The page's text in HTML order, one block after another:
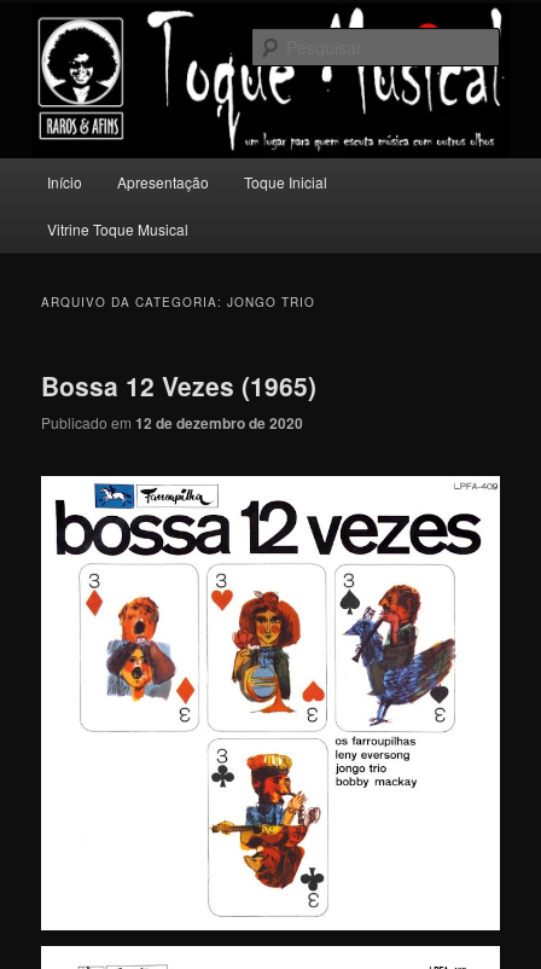
conteúdo
principal
conteúdo
secundário
Toque Musical
Um lugar para quem escuta música com outros olhos.
principal
Início Apresentação Toque Inicial
Vitrine Toque Musical
ARQUIVO DA CATEGORIA:JONGO TRIO
Bossa 12 Vezes (1965)
Publicado em12 de dezembro de 2020